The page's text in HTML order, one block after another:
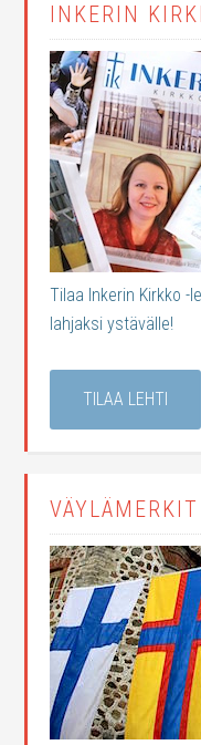
INKERIN
Tilaa Inkerin Kirkko -
lahjaksi ystävälle!
TILAA LEHTI
VÄYLÄMERKIT